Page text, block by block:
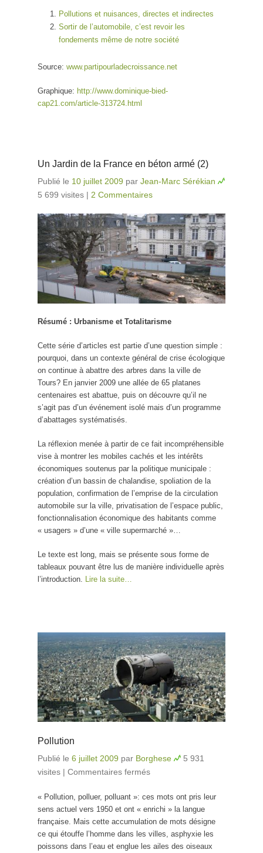
Pollutions et nuisances, directes et indirectes
Sortir de l’automobile, c’est revoir les
fondements même de notre société
Source: www.partipourladecroissance.net
Graphique: http://www.dominique-bied-
cap21.com/article-313724.html
Un Jardin de la France en béton armé (2)
Publié le 10 juillet 2009 par Jean-Marc Sérékian
5 699 visites | 2 Commentaires
Résumé : Urbanisme et Totalitarisme
Cette série d’articles est partie d’une question simple :
pourquoi, dans un contexte général de crise écologique
on continue à abattre des arbres dans la ville de
Tours? En janvier 2009 une allée de 65 platanes
centenaires est abattue, puis on découvre qu’il ne
s’agit pas d’un événement isolé mais d’un programme
d’abattages systématisés.
La réflexion menée à partir de ce fait incompréhensible
vise à montrer les mobiles cachés et les intérêts
économiques soutenus par la politique municipale :
création d’un bassin de chalandise, spoliation de la
population, confirmation de l’emprise de la circulation
automobile sur la ville, privatisation de l’espace public,
fonctionnalisation économique des habitants comme
« usagers » d’une « ville supermarché »…
Le texte est long, mais se présente sous forme de
tableaux pouvant être lus de manière individuelle après
l’introduction.
Lire la suite…
Pollution
Publié le 6 juillet 2009 par Borghese
5 931
visites | Commentaires fermés
« Pollution, polluer, polluant »: ces mots ont pris leur
sens actuel vers 1950 et ont « enrichi » la langue
française. Mais cette accumulation de mots désigne
ce qui étouffe l’homme dans les villes, asphyxie les
poissons dans l’eau et englue les ailes des oiseaux